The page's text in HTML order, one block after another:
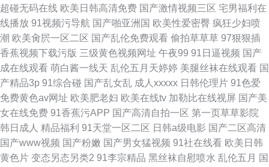
超碰无码在线 欧美日韩高清免费 国产激情视频三区 宅男福利在
线播放 91视频污导航 国产啪亚洲国 欧美性爱密臀 疯狂少妇喷
潮 欧美肏屄一区二区 国产乱伦免费观看 偷拍草草草 97狠狠插
香蕉视频下载污版 三级黄色视频网址 午夜99 91日逼视频 国产
成在线观看 萌白酱一线天 乱伦五月天婷婷 美腿丝袜在线观看 国
产精品3p 91综合碰 国产乱女乱 成人xxxxx 日韩伦理片 91色爱
免费黄色av网址 欧美肥老妇 欧美在线tv 加勒比在线视屏 国产美
女在线免费 91香蕉污APP 国产高清自拍一区 第一页草草影院
韩日成人 精品福利 91天堂一区二区 日韩a级电影 国产二区高清
国产www视频 国产粉嫩 国产男女猛视频 91社在线看 欧美日韩
黄色片 变态另态另类2 91李宗精品 黑丝袜自慰喷水 乱伦五月 国